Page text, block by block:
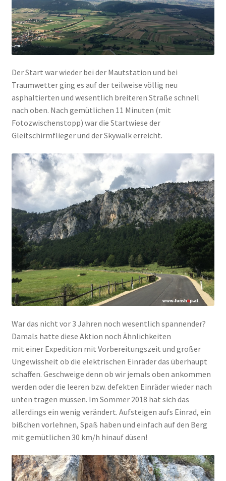
Der Start war wieder bei der Mautstation und bei
Traumwetter ging es auf der teilweise völlig neu
asphaltierten und wesentlich breiteren Straße schnell
nach oben. Nach gemütlichen 11 Minuten (mit
Fotozwischenstopp) war die Startwiese der
Gleitschirmflieger und der Skywalk erreicht.
War das nicht vor 3 Jahren noch wesentlich spannender?
Damals hatte diese Aktion noch Ähnlichkeiten
mit einer Expedition mit Vorbereitungszeit und großer
Ungewissheit ob die elektrischen Einräder das überhaupt
schaffen. Geschweige denn ob wir jemals oben ankommen
werden oder die leeren bzw. defekten Einräder wieder nach
unten tragen müssen. Im Sommer 2018 hat sich das
allerdings ein wenig verändert. Aufsteigen aufs Einrad, ein
bißchen vorlehnen, Spaß haben und einfach auf den Berg
mit gemütlichen 30 km/h hinauf düsen!